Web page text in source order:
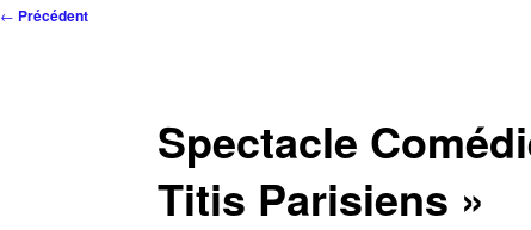
Navigation
← Précédent
Spectacle
Titis Parisiens »